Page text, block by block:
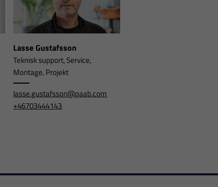
Lasse Gustafsson
Teknisk support, Service,
Montage, Projekt
lasse.gustafsson@paab.com
+46703444143